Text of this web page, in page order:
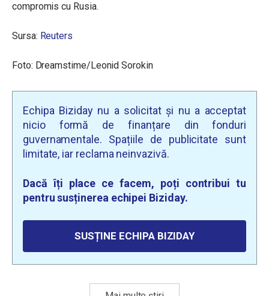
compromis cu Rusia.
Sursa: Reuters
Foto: Dreamstime/Leonid Sorokin
Echipa Biziday nu a solicitat și nu a acceptat
nicio formă de finanțare din fonduri
guvernamentale. Spațiile de publicitate sunt
limitate, iar reclama neinvazivă.
Dacă îți place ce facem, poți contribui tu
pentru susținerea echipei Biziday.
SUSȚINE ECHIPA BIZIDAY